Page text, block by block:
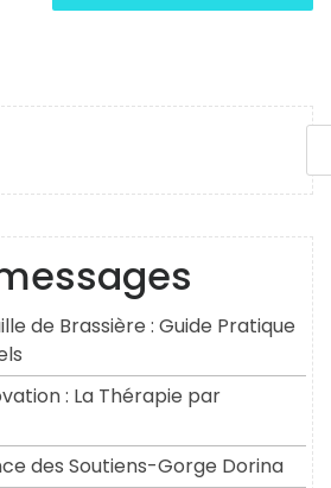
de Brassière : Guide Pratique
: La Thérapie par
des Soutiens-Gorge Dorina